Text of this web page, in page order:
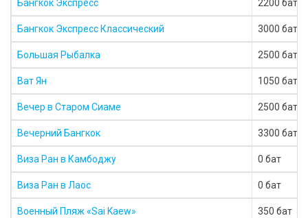
Бангкок Экспресс 2200 бат
Бангкок Экспресс Классический 3000 бат
Большая Рыбалка 2500 бат
Ват Ян 1050 бат
Вечер в Старом Сиаме 2500 бат
Вечерний Бангкок 3300 бат
Виза Ран в Камбоджу 0 бат
Виза Ран в Лаос 0 бат
Военный Пляж «Sai Kaew» 350 бат